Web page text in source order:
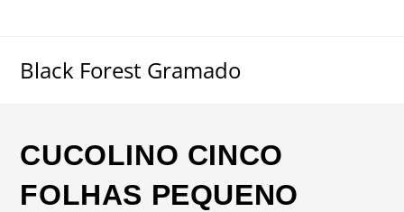
Black Forest Gramado
CUCOLINO CINCO
FOLHAS PEQUENO